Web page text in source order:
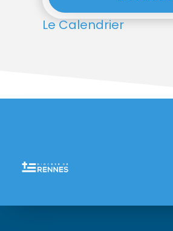
Le Calendrier